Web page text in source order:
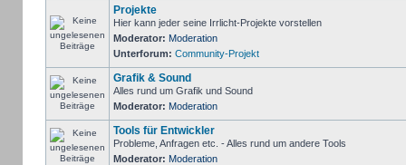
Projekte
Hier kann jeder seine Irrlicht-Projekte vorstellen
Moderator: Moderation
Unterforum: Community-Projekt
Grafik & Sound
Alles rund um Grafik und Sound
Moderator: Moderation
Tools für Entwickler
Probleme, Anfragen etc. - Alles rund um andere Tools
Moderator: Moderation